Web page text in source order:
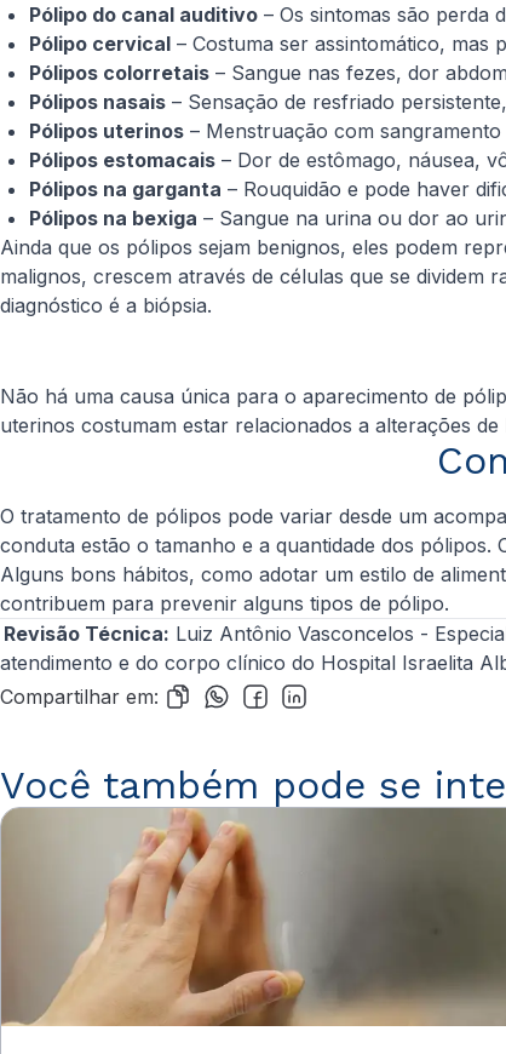
Pólipo do canal auditivo – Os sintomas são perda
Pólipo cervical – Costuma ser assintomático,
Pólipos colorretais – Sangue nas fezes, dor
Pólipos nasais – Sensação de resfriado
Pólipos uterinos – Menstruação com
Pólipos estomacais – Dor de estômago, náusea,
Pólipos na garganta – Rouquidão e pode haver
Pólipos na bexiga – Sangue na urina ou dor ao
Ainda que os pólipos sejam benignos, eles podem
malignos, crescem através de células que se
diagnóstico é a biópsia.
Não há uma causa única para o aparecimento de
uterinos costumam estar relacionados a alterações
O tratamento de pólipos pode variar desde um
conduta estão o tamanho e a quantidade dos
Alguns bons hábitos, como adotar um estilo de
contribuem para prevenir alguns tipos de pólipo.
Revisão Técnica: Luiz Antônio Vasconcelos -
atendimento e do corpo clínico do Hospital Israelita
Compartilhar em:
Você também pode se